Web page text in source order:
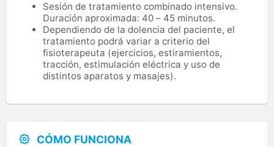
Sesión de tratamiento combinado intensivo.
Duración aproximada: 40 – 45 minutos.
Dependiendo de la dolencia del paciente, el
tratamiento podrá variar a criterio del
fisioterapeuta (ejercicios, estiramientos,
tracción, estimulación eléctrica y uso de
distintos aparatos y masajes).
CÓMO FUNCIONA